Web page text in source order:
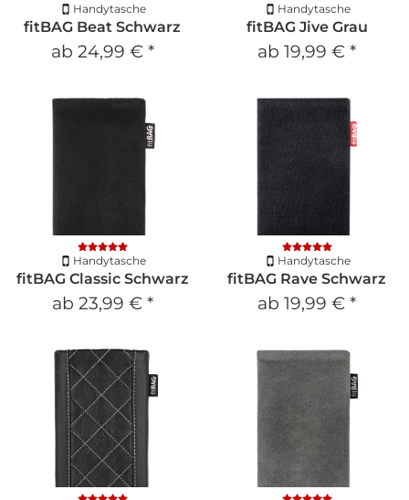
Handytasche
fitBAG Beat Schwarz
ab 24,99 € *
Handytasche
fitBAG Jive Grau
ab 19,99 € *
Handytasche
fitBAG Classic Schwarz
ab 23,99 € *
Handytasche
fitBAG Rave Schwarz
ab 19,99 € *